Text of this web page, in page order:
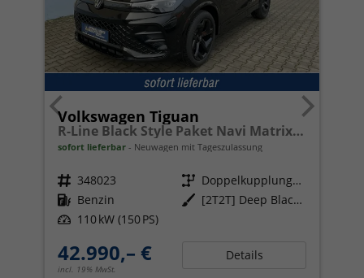
Volkswagen Tiguan
R-Line Black Style Paket Navi Matrix-LED ACC
sofort lieferbar Neuwagen mit Tageszulassung
Fahrzeugnr. 348023 Getriebe
Doppelkupplungsgetriebe (DSG)
Kraftstoff Benzin Außenfarbe
[2T2T] Deep Black Perleffekt
Leistung 110 kW (150 PS)
42.990,– €
incl. 19% MwSt.
Details